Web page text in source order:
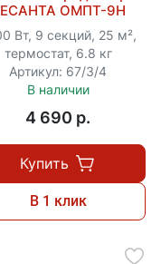
ОМПТ-9Н
Вт, 9 секций, 25 м²,
термостат, 6.8 кг
Артикул: 67/3/4
В наличии
4 690 p.
Купить
В 1 клик